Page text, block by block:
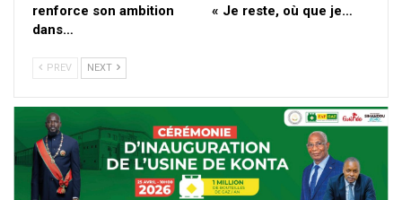
renforce son ambition
dans…
« Je reste, où que je…
PREV NEXT